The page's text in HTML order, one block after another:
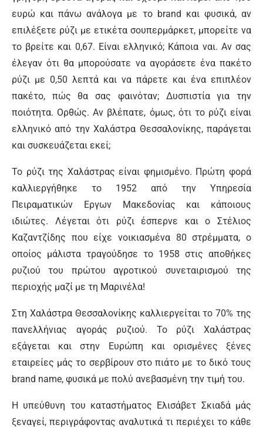
ευρώ και πάνω ανάλογα με το brand και φυσικά, αν
επιλέξετε ρύζι με ετικέτα σουπερμάρκετ, μπορείτε να
το βρείτε και 0,67. Είναι ελληνικό; Κάποια ναι. Αν σας
έλεγαν ότι θα μπορούσατε να αγοράσετε ένα πακέτο
ρύζι με 0,50 λεπτά και να πάρετε και ένα επιπλέον
πακέτο, πώς θα σας φαινόταν; Δυσπιστία για την
ποιότητα. Ορθώς. Αν βλέπατε, όμως, ότι το ρύζι είναι
ελληνικό από την Χαλάστρα Θεσσαλονίκης, παράγεται
και συσκευάζεται εκεί;
Το ρύζι της Χαλάστρας είναι φημισμένο. Πρώτη φορά
καλλιεργήθηκε το 1952 από την Υπηρεσία
Πειραματικών Εργων Μακεδονίας και κάποιους
ιδιώτες. Λέγεται ότι ρύζι έσπερνε και ο Στέλιος
Καζαντζίδης που είχε νοικιασμένα 80 στρέμματα, ο
οποίος μάλιστα τραγούδησε το 1958 στις αποθήκες
ρυζιού του πρώτου αγροτικού συνεταιρισμού της
περιοχής μαζί με τη Μαρινέλα!
Στη Χαλάστρα Θεσσαλονίκης καλλιεργείται το 70% της
πανελλήνιας αγοράς ρυζιού. Το ρύζι Χαλάστρας
εξάγεται και στην Ευρώπη και ορισμένες ξένες
εταιρείες μάς το σερβίρουν στο πιάτο με το δικό τους
brand name, φυσικά με πολύ ανεβασμένη την τιμή του.
Η υπεύθυνη του καταστήματος Ελισάβετ Σκιαδά μάς
ξεναγεί, περιγράφοντας αναλυτικά τι περιέχει το κάθε